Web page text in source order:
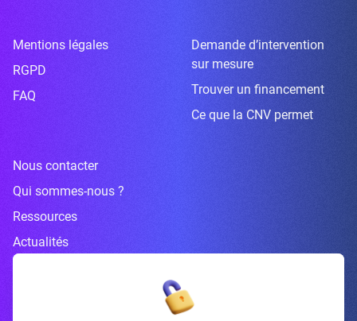
Mentions légales
RGPD
FAQ
Demande d’intervention
sur mesure
Trouver un financement
Ce que la CNV permet
Nous contacter
Qui sommes-nous ?
Ressources
Actualités
Inscrivez-vous à la newsletter